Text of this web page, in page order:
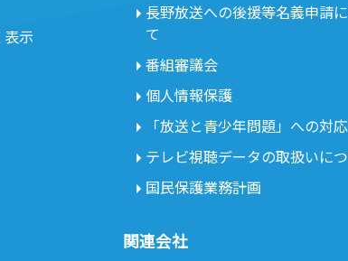
示
長野放送への後援等名義申請
て
番組審議会
個人情報保護
「放送と青少年問題」への対応
テレビ視聴データの取扱いに
国民保護業務計画
関連会社